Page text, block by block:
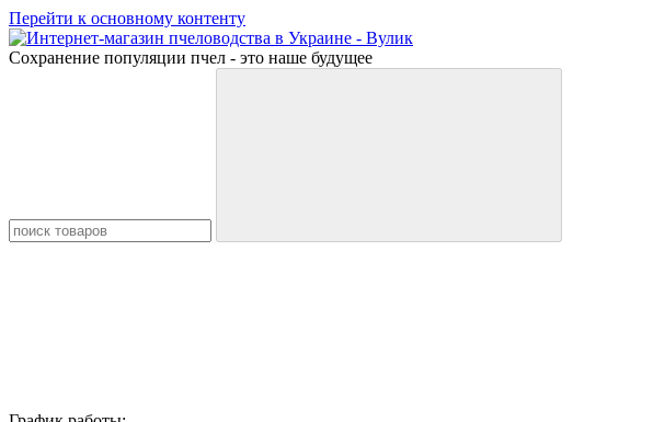
Перейти к основному контенту
Сохранение популяции пчел - это наше будущее